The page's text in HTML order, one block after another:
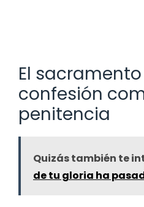
El
confesión
penitencia
Quizás también te
de tu gloria ha